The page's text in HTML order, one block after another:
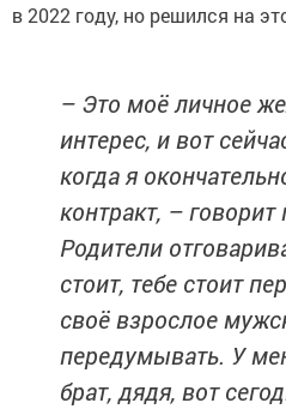
в 2022 году, но решился на
– Это моё личное
интерес, и вот
когда я
контракт, –
Родители
стоит, тебе стоит
своё взрослое
передумывать. У
брат, дядя, вот